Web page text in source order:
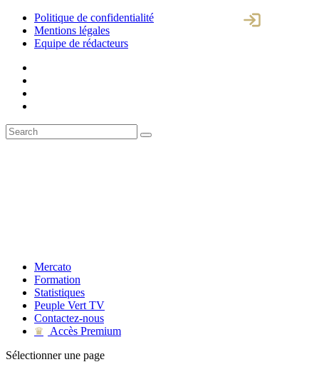
Politique de confidentialité
Mentions légales
Equipe de rédacteurs
Mercato
Formation
Statistiques
Peuple Vert TV
Contactez-nous
♛
Accès Premium
Sélectionner une page